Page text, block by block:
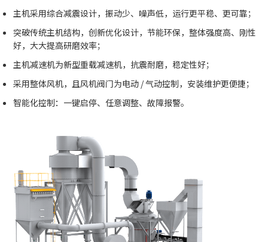
主机采用综合减震设计，振动少、噪声低，运行更平稳、更可靠；
突破传统主机结构，创新优化设计，节能环保，整体强度高、刚性
好，大大提高研磨效率；
主机减速机为新型重载减速机，抗震耐磨，稳定性好；
采用整体风机，且风机阀门为电动 / 气动控制，安装维护更便捷；
智能化控制：一键启停、任意调整、故障报警。